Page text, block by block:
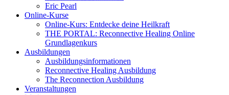
Eric Pearl
Online-Kurse
Online-Kurs: Entdecke deine Heilkraft
THE PORTAL: Reconnective Healing Online
Grundlagenkurs
Ausbildungen
Ausbildungsinformationen
Reconnective Healing Ausbildung
The Reconnection Ausbildung
Veranstaltungen